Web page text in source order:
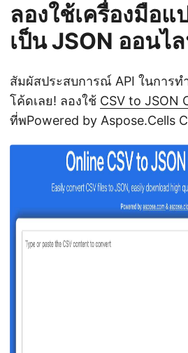
ลองใช้เครื่องมือแ
เป็น JSON ออนไ
สัมผัสประสบการณ์ API ในการท
โค้ดเลย! ลองใช้ CSV to JSON
ที่พPowered by Aspose.Cells